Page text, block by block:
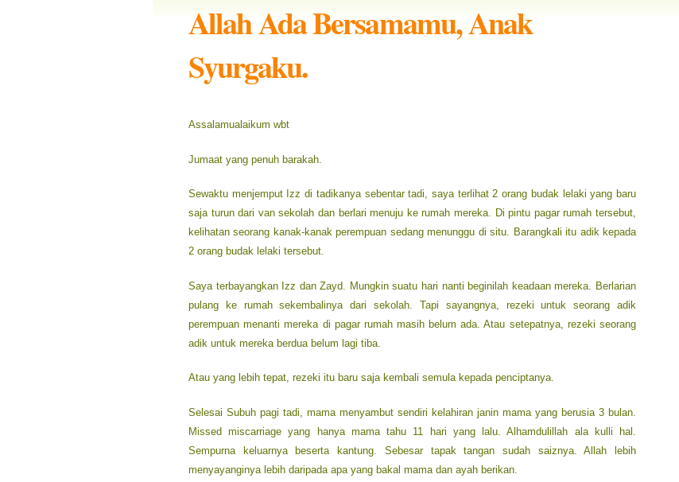
Allah Ada Bersamamu, Anak
Syurgaku.
Assalamualaikum wbt
Jumaat yang penuh barakah.
Sewaktu menjemput Izz di tadikanya sebentar tadi, saya terlihat 2 orang budak lelaki yang baru
saja turun dari van sekolah dan berlari menuju ke rumah mereka. Di pintu pagar rumah tersebut,
kelihatan seorang kanak-kanak perempuan sedang menunggu di situ. Barangkali itu adik kepada
2 orang budak lelaki tersebut.
Saya terbayangkan Izz dan Zayd. Mungkin suatu hari nanti beginilah keadaan mereka. Berlarian
pulang ke rumah sekembalinya dari sekolah. Tapi sayangnya, rezeki untuk seorang adik
perempuan menanti mereka di pagar rumah masih belum ada. Atau setepatnya, rezeki seorang
adik untuk mereka berdua belum lagi tiba.
Atau yang lebih tepat, rezeki itu baru saja kembali semula kepada penciptanya.
Selesai Subuh pagi tadi, mama menyambut sendiri kelahiran janin mama yang berusia 3 bulan.
Missed miscarriage yang hanya mama tahu 11 hari yang lalu. Alhamdulillah ala kulli hal.
Sempurna keluarnya beserta kantung. Sebesar tapak tangan sudah saiznya. Allah lebih
menyayanginya lebih daripada apa yang bakal mama dan ayah berikan.